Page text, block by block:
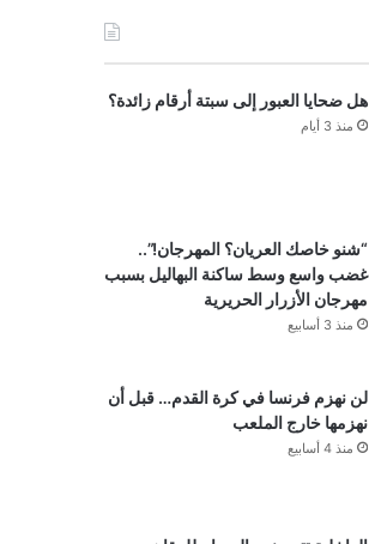
هل ضحايا العبور إلى سبتة أرقام زائدة؟
منذ 3 أيام
“شنو خاصك العريان؟ المهرجان!”..
غضب واسع وسط ساكنة البهاليل بسبب
مهرجان الأزرار الحريرية
منذ 3 أسابيع
لن نهزم فرنسا في كرة القدم… قبل أن
نهزمها خارج الملعب
منذ 4 أسابيع